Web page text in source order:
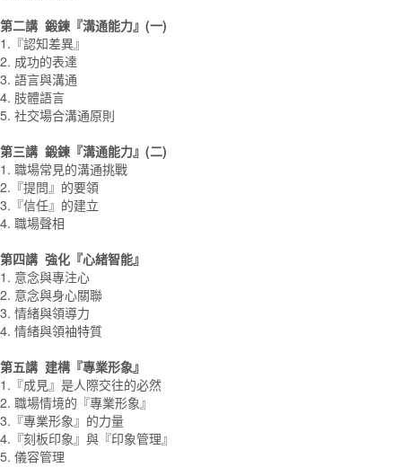
第二講 鍛鍊『溝通能力』(一)
1.『認知差異』
2. 成功的表達
3. 語言與溝通
4. 肢體語言
5. 社交場合溝通原則
第三講 鍛鍊『溝通能力』(二)
1. 職場常見的溝通挑戰
2.『提問』的要領
3.『信任』的建立
4. 職場聲相
第四講 強化『心緒智能』
1. 意念與專注心
2. 意念與身心關聯
3. 情緒與領導力
4. 情緒與領袖特質
第五講 建構『專業形象』
1.『成見』是人際交往的必然
2. 職場情境的『專業形象』
3.『專業形象』的力量
4.『刻板印象』與『印象管理』
5. 儀容管理